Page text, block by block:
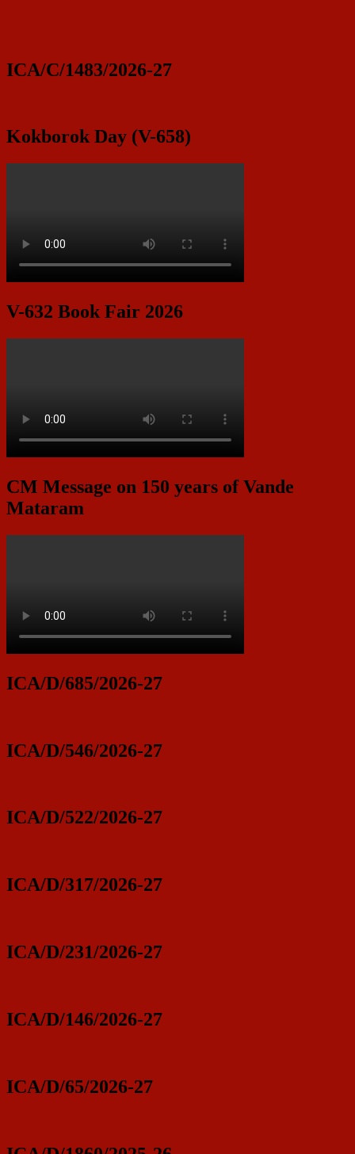
ICA/C/1483/2026-27
Kokborok Day (V-658)
V-632 Book Fair 2026
CM Message on 150 years of Vande
Mataram
ICA/D/685/2026-27
ICA/D/546/2026-27
ICA/D/522/2026-27
ICA/D/317/2026-27
ICA/D/231/2026-27
ICA/D/146/2026-27
ICA/D/65/2026-27